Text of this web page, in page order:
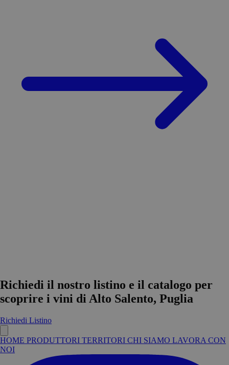
Richiedi il nostro listino e il catalogo per
scoprire i vini di Alto Salento, Puglia
Richiedi Listino
HOME PRODUTTORI TERRITORI CHI SIAMO LAVORA CON
NOI